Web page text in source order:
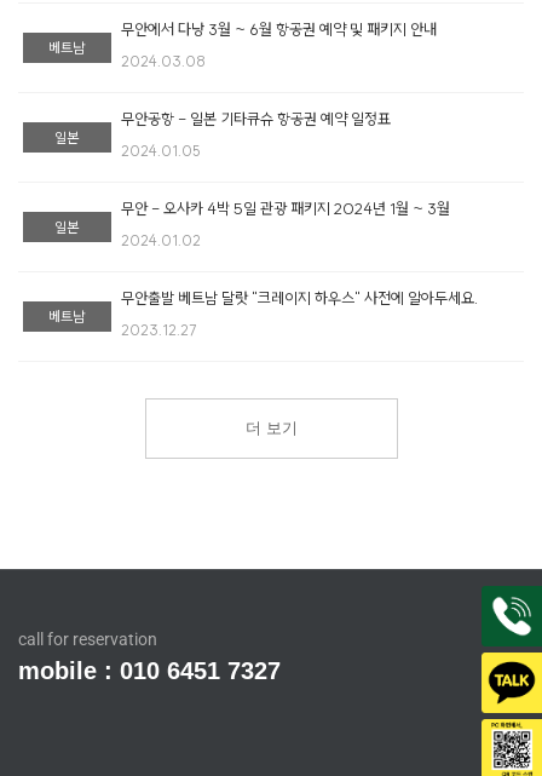
베트남
무안에서 다낭 3월 ~ 6월 항공권 예약 및 패키지 안내
2024.03.08
일본
무안공항 - 일본 기타큐슈 항공권 예약 일정표
2024.01.05
일본
무안 - 오사카 4박 5일 관광 패키지 2024년 1월 ~ 3월
2024.01.02
베트남
무안출발 베트남 달랏 "크레이지 하우스" 사전에 알아두세요.
2023.12.27
더 보기
call for reservation
mobile : 010 6451 7327